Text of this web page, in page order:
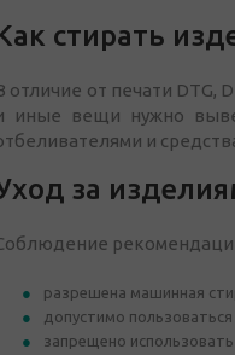
стирать
отличие от печати DTG,
иные вещи нужно
и
за
разрешена машинная
допустимо
запрещено